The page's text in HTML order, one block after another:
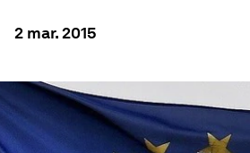
2 mar. 2015